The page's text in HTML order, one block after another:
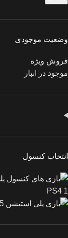
وضعیت موجودی
فروش ویژه
موجود در انبار
انتخاب کنسول
PS4 1